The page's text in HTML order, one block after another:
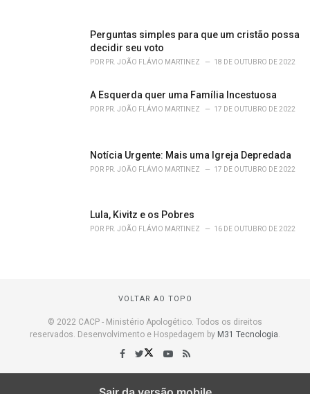
Perguntas simples para que um cristão possa
decidir seu voto
POR PR. JOÃO FLÁVIO MARTINEZ 18 DE OUTUBRO DE 2022
A Esquerda quer uma Família Incestuosa
POR PR. JOÃO FLÁVIO MARTINEZ 17 DE OUTUBRO DE 2022
Notícia Urgente: Mais uma Igreja Depredada
POR PR. JOÃO FLÁVIO MARTINEZ 17 DE OUTUBRO DE 2022
Lula, Kivitz e os Pobres
POR PR. JOÃO FLÁVIO MARTINEZ 16 DE OUTUBRO DE 2022
VOLTAR AO TOPO
© 2022 CACP - Ministério Apologético. Todos os direitos
reservados. Desenvolvimento e Hospedagem by M31 Tecnologia.